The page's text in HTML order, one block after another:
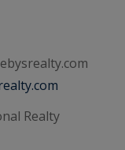
Realty